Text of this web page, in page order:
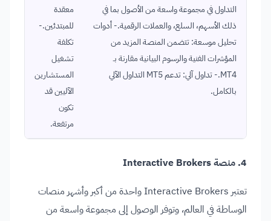
التداول في مجموعة واسعة من الأصول بما في
ذلك الأسهم، السلع، والعملات الرقمية.- أدوات
تحليل موسعة: تتضمن المنصة المزيد من
المؤشرات الفنية والرسوم البيانية مقارنة بـ
MT4.- تداول آلي: تدعم MT5 التداول الآلي
بالكامل.
معقدة
للمبتدئين.-
تكلفة
تشغيل
المستشارين
الآليين قد
تكون
مرتفعة.
4. منصة Interactive Brokers
تعتبر Interactive Brokers واحدة من أكبر وأشهر منصات
الوساطة في العالم، وتوفر الوصول إلى مجموعة واسعة من